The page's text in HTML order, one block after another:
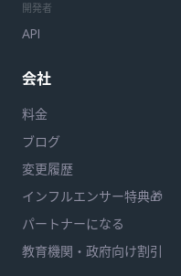
開発者
API
会社
料金
ブログ
変更履歴
インフルエンサー特典🎁
パートナーになる
教育機関・政府向け割引